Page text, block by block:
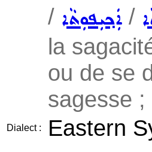
/ ܐܲܟ݂ܝܼܦܘܼܬܵܐ /
la
ou de se
sagesse ;
Dialect : Eastern